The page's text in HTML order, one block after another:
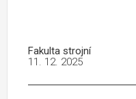
Fakulta strojní
11. 12. 2025